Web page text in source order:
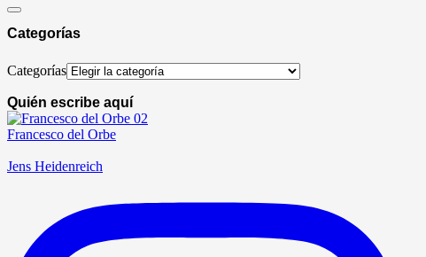
Categorías
Categorías
Quién escribe aquí
Francesco del Orbe
Jens Heidenreich